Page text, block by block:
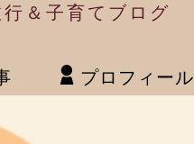
＆子育てブログ
プロフィール